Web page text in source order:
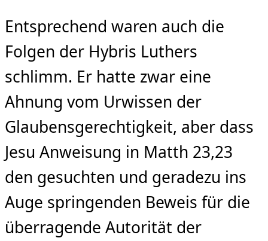
Entsprechend waren auch die
Folgen der Hybris Luthers
schlimm. Er hatte zwar eine
Ahnung vom Urwissen der
Glaubensgerechtigkeit, aber dass
Jesu Anweisung in Matth 23,23
den gesuchten und geradezu ins
Auge springenden Beweis für die
überragende Autorität der